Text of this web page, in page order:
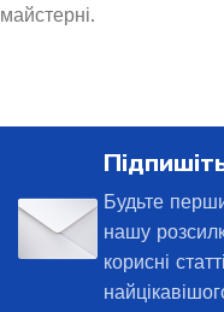
майстерні.
Будьте
нашу
корисні